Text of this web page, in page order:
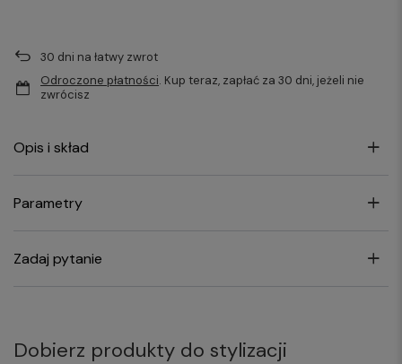
30 dni na łatwy zwrot
Odroczone płatności. Kup teraz, zapłać za 30 dni, jeżeli nie
zwrócisz
Opis i skład
Parametry
Zadaj pytanie
Dobierz produkty do stylizacji